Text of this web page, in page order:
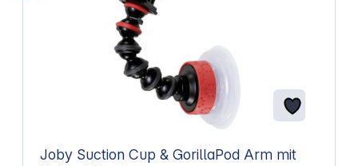
Joby Suction Cup & GorillaPod Arm mit